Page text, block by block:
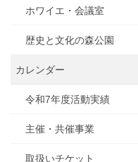
ホワイエ・会議室
歴史と文化の森公園
カレンダー
令和7年度活動実績
主催・共催事業
取扱いチケット